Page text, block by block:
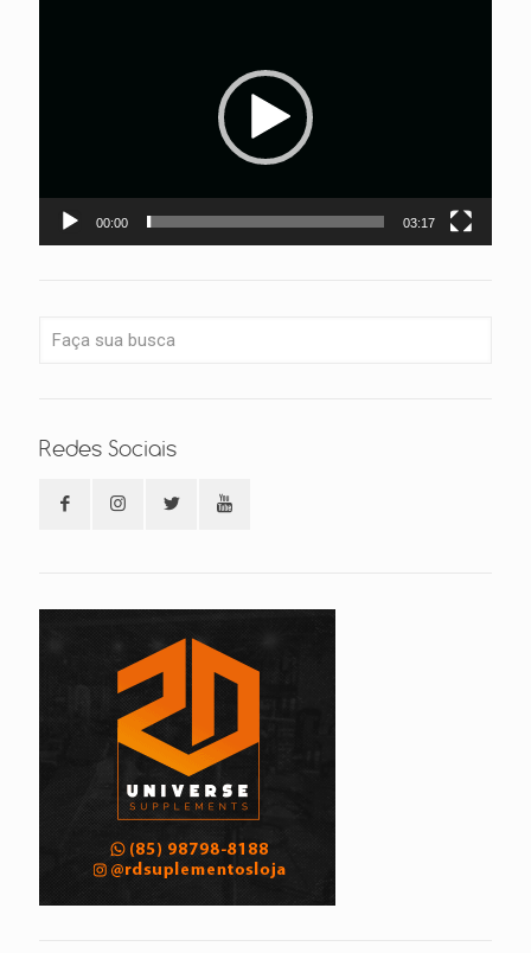
00:00 03:17
Redes Sociais